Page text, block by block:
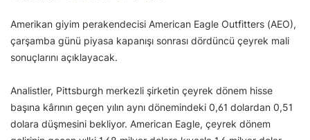
Amerikan giyim perakendecisi American Eagle Outfitters (AEO),
çarşamba günü piyasa kapanışı sonrası dördüncü çeyrek mali
sonuçlarını açıklayacak.
Analistler, Pittsburgh merkezli şirketin çeyrek dönem hisse
başına kârının geçen yılın aynı dönemindeki 0,61 dolardan 0,51
dolara düşmesini bekliyor. American Eagle, çeyrek dönem